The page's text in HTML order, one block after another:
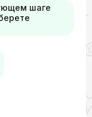
шаге